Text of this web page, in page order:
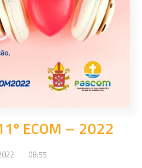
ECOM – 2022
08:55